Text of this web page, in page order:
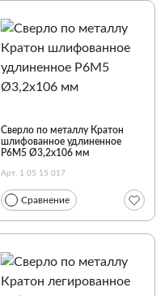
Сверло по металлу Кратон
шлифованное удлиненное
Р6М5 Ø3,2х106 мм
Арт. 1 05 15 017
Сравнение